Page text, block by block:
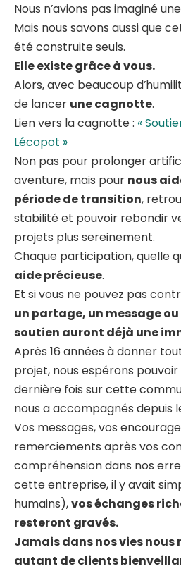
Nous n’avions pas imaginé
Mais nous savons aussi que
été construite seuls.
Elle existe grâce à vous.
Alors, avec beaucoup
de lancer une cagnotte.
Lien vers la cagnotte : «
Lécopot »
Non pas pour prolonger
aventure, mais pour nous
période de transition,
stabilité et pouvoir rebondir
projets plus sereinement.
Chaque participation, quelle
aide précieuse.
Et si vous ne pouvez pas
un partage, un message
soutien auront déjà une
Après 16 années à donner
projet, nous espérons
dernière fois sur cette
nous a accompagnés depuis
Vos messages, vos
remerciements après vos
compréhension dans nos
cette entreprise, il y avait
humains),vos échanges
resteront gravés.
Jamais dans nos vies nous
autant de clients